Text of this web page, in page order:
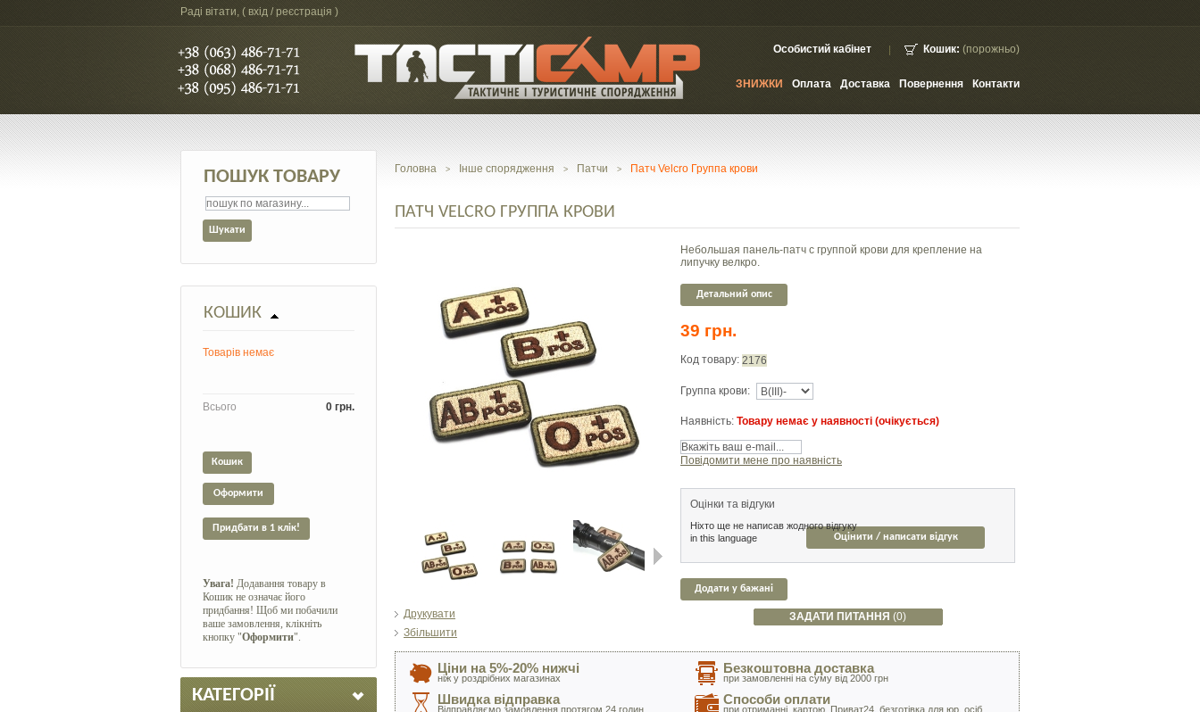
Раді вітати, ( вхід / реєстрація )
Кошик: (порожньо)
Особистий кабінет
Контакти
Повернення
Доставка
Оплата
ЗНИЖКИ
ПОШУК ТОВАРУ
КОШИК
Товарів немає
Всього 0 грн.
Кошик
Оформити
Придбати в 1 клік!
Увага! Додавання товару в
Кошик не означає його
придбання! Щоб ми побачили
ваше замовлення, клікніть
кнопку "Оформити".
КАТЕГОРІЇ
Головна > Інше спорядження > Патчи > Патч Velcro Группа крови
ПАТЧ VELCRO ГРУППА КРОВИ
Друкувати
Збільшити
Небольшая панель-патч с группой крови для крепление на
липучку велкро.
Детальний опис
39 грн.
Код товару: 2176
Группа крови:
Наявність: Товару немає у наявності (очікується)
Повідомити мене про наявність
Оцінки та відгуки
Ніхто ще не написав жодного відгуку
in this language
Оцінити / написати відгук
Додати у бажані
ЗАДАТИ ПИТАННЯ (0)
Ціни на 5%-20% нижчі
ніж у роздрібних магазинах
Швидка відправка
Відправляємо замовлення протягом 24 годин
Безкоштовна доставка
при замовленні на суму від 2000 грн
Способи оплати
при отриманні, картою, Приват24, безготівка для юр. осіб